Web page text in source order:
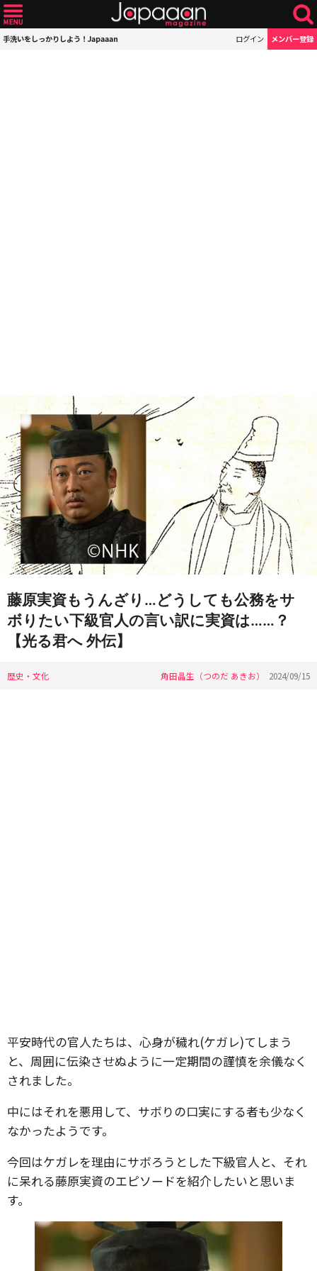
手洗いをしっかりしよう！Japaaan ログイン メンバー登録
藤原実資もうんざり…どうしても公務をサ
ボりたい下級官人の言い訳に実資は……？
【光る君へ 外伝】
歴史・文化 角田晶生（つのだ あきお） 2024/09/15
平安時代の官人たちは、心身が穢れ(ケガレ)てしまう
と、周囲に伝染させぬように一定期間の謹慎を余儀なく
されました。
中にはそれを悪用して、サボりの口実にする者も少なく
なかったようです。
今回はケガレを理由にサボろうとした下級官人と、それ
に呆れる藤原実資のエピソードを紹介したいと思いま
す。